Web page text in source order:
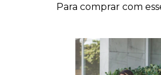
Para comprar com